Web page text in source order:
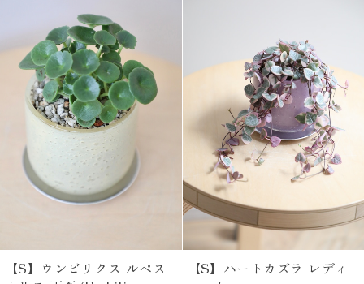
【S】ウンビリクス ルペス
【S】ハートカズラ レディ